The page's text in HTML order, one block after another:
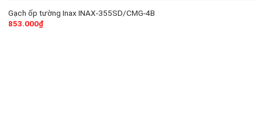
Gạch ốp tường Inax INAX-355SD/CMG-4B
853.000₫